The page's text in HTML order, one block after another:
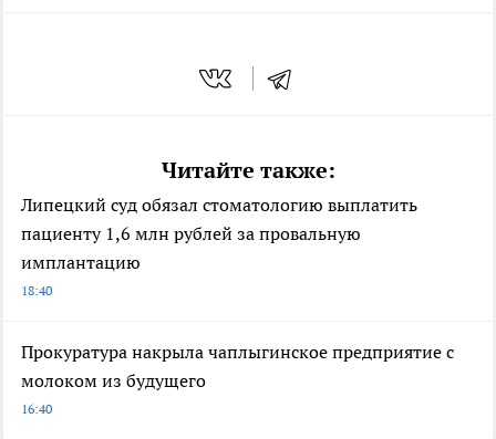
Читайте также:
Липецкий суд обязал стоматологию выплатить
пациенту 1,6 млн рублей за провальную
имплантацию
18:40
Прокуратура накрыла чаплыгинское предприятие с
молоком из будущего
16:40